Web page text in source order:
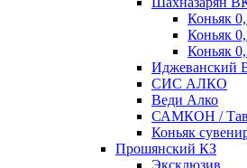
Коньяк
Коньяк
Коньяк
Иджеванский
СИС АЛКО
Веди Алко
САМКОН /
Коньяк
Прошянский КЗ
Эксклюзив